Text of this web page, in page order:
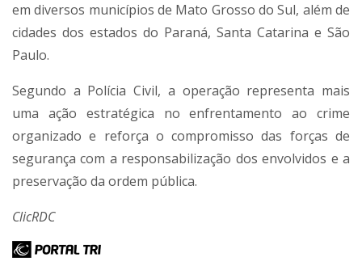
em diversos municípios de Mato Grosso do Sul, além de
cidades dos estados do Paraná, Santa Catarina e São
Paulo.
Segundo a Polícia Civil, a operação representa mais
uma ação estratégica no enfrentamento ao crime
organizado e reforça o compromisso das forças de
segurança com a responsabilização dos envolvidos e a
preservação da ordem pública.
ClicRDC